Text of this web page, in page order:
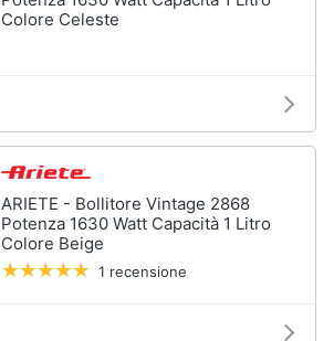
Colore Celeste
ARIETE - Bollitore Vintage 2868
Potenza 1630 Watt Capacità 1 Litro
Colore Beige
1 recensione